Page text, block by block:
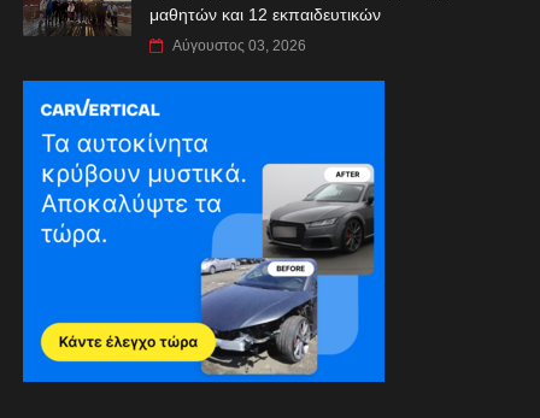
μαθητών και 12 εκπαιδευτικών
Αύγουστος 03, 2026